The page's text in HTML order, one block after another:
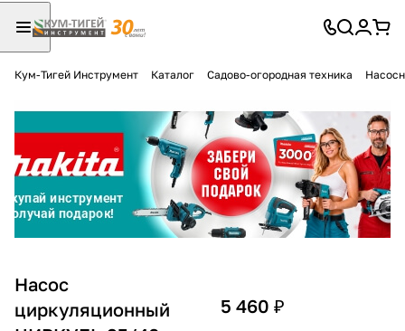
Кум-Тигей Инструмент Каталог Садово-огородная техника
Насос
циркуляционный
5 460 ₽
Разбейте
оплатуна части
без переплат
График платежей